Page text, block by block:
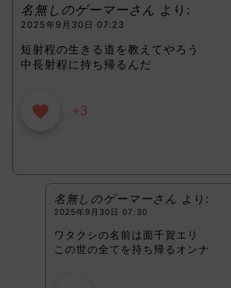
名無しのゲーマーさん より:
2025年9月30日 07:23
短射程の生きる道を教えてやろう
中長射程に持ち帰るんだ
+3
名無しのゲーマーさん より:
2025年9月30日 07:30
ワタクシの名前は面千賀エリ
この世の全てを持ち帰るオンナ